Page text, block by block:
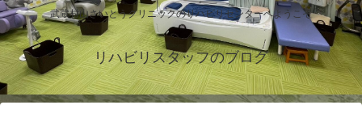
武蔵村山さいとうクリニックのリハビリセンターへようこそ
リハビリスタッフのブログ